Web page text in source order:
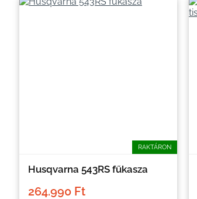
RAKTÁRON
Husqvarna 543RS fűkasza
264.990 Ft